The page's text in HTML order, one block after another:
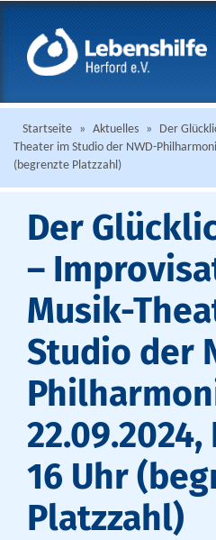
Startseite » Aktuelles »
Der
Theater im Studio der NWD-
(begrenzte Platzzahl)
Der
–
Musik-
Studio der
16 Uhr
Platzzahl)